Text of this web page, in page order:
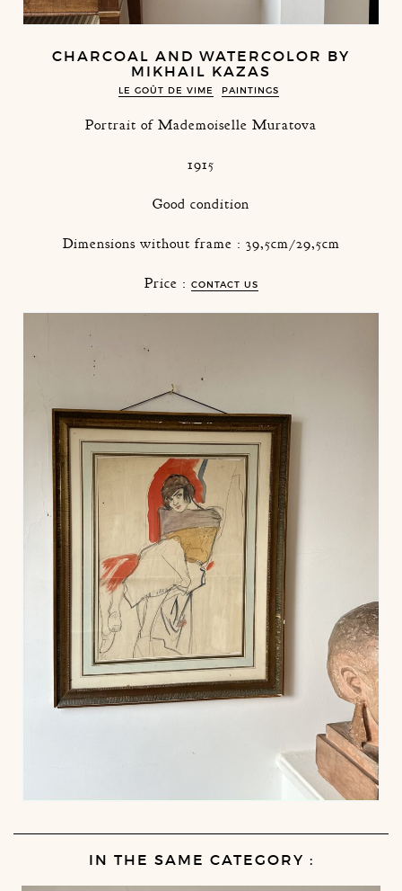
CHARCOAL AND WATERCOLOR BY
MIKHAIL KAZAS
LE GOÛT DE VIME PAINTINGS
Portrait of Mademoiselle Muratova
1915
Good condition
Dimensions without frame : 39,5cm/29,5cm
Price : CONTACT US
IN THE SAME CATEGORY :